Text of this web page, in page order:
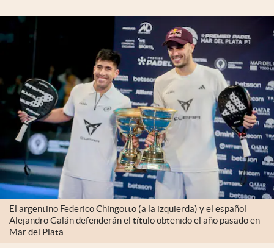
El argentino Federico Chingotto (a la izquierda) y el español
Alejandro Galán defenderán el título obtenido el año pasado en
Mar del Plata.